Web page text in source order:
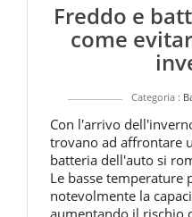
Freddo e
come
Categoria :
Con l'arrivo
trovano ad affrontare
batteria dell'auto si
Le basse temperature
notevolmente la
aumentando il rischio